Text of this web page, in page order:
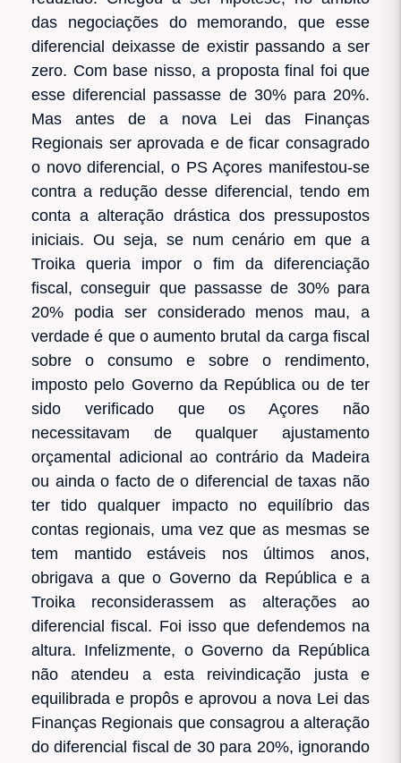
das negociações do memorando, que esse
diferencial deixasse de existir passando a ser
zero. Com base nisso, a proposta final foi que
esse diferencial passasse de 30% para 20%.
Mas antes de a nova Lei das Finanças
Regionais ser aprovada e de ficar consagrado
o novo diferencial, o PS Açores manifestou-se
contra a redução desse diferencial, tendo em
conta a alteração drástica dos pressupostos
iniciais. Ou seja, se num cenário em que a
Troika queria impor o fim da diferenciação
fiscal, conseguir que passasse de 30% para
20% podia ser considerado menos mau, a
verdade é que o aumento brutal da carga fiscal
sobre o consumo e sobre o rendimento,
imposto pelo Governo da República ou de ter
sido verificado que os Açores não
necessitavam de qualquer ajustamento
orçamental adicional ao contrário da Madeira
ou ainda o facto de o diferencial de taxas não
ter tido qualquer impacto no equilíbrio das
contas regionais, uma vez que as mesmas se
tem mantido estáveis nos últimos anos,
obrigava a que o Governo da República e a
Troika reconsiderassem as alterações ao
diferencial fiscal. Foi isso que defendemos na
altura. Infelizmente, o Governo da República
não atendeu a esta reivindicação justa e
equilibrada e propôs e aprovou a nova Lei das
Finanças Regionais que consagrou a alteração
do diferencial fiscal de 30 para 20%, ignorando